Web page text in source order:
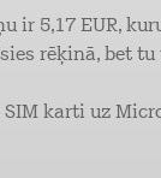
ir 5,17 EUR,
rēķinā, bet
karti uz